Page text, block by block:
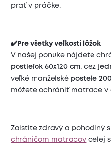
prať v práčke.
✔️Pre všetky veľkosti lôžok
V našej ponuke nájdete
postieľok 60x120 cm, cez
veľké manželské postele
môžete ochrániť matrace v
Zaistite zdravý a pohodlný
chráničom matracov celej